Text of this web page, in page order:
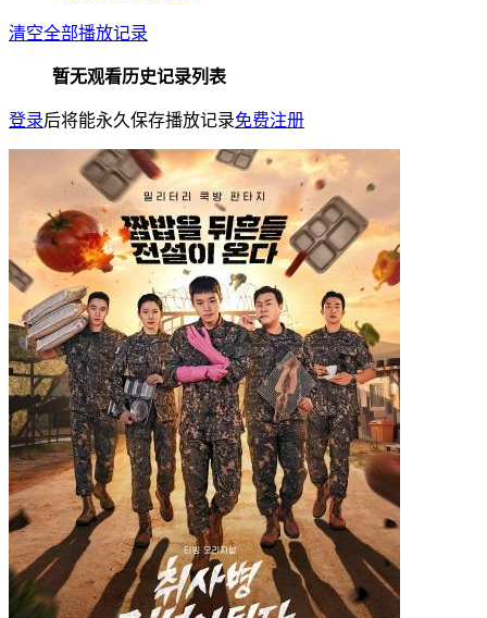
清空全部播放记录
暂无观看历史记录列表
登录后将能永久保存播放记录免费注册